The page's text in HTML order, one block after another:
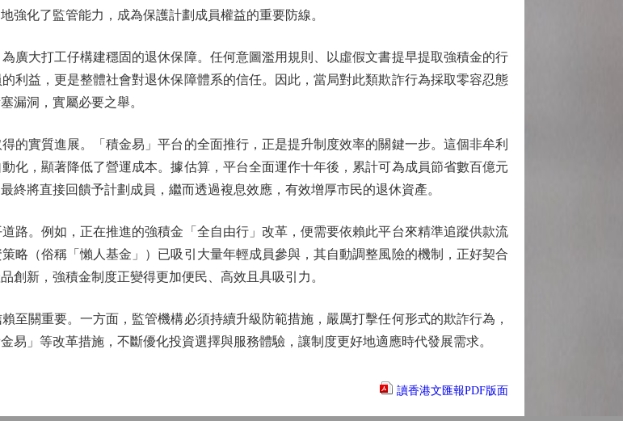
強化了監管能力，成為保護計劃成員權益的重要防線。
大打工仔構建穩固的退休保障。任何意圖濫用規則、以虛假文書提早提取強積金的行
利益，更是整體社會對退休保障體系的信任。因此，當局對此類欺詐行為採取零容忍態
漏洞，實屬必要之舉。
實質進展。「積金易」平台的全面推行，正是提升制度效率的關鍵一步。這個非牟利
化，顯著降低了營運成本。據估算，平台全面運作十年後，累計可為成員節省數百億元
終將直接回饋予計劃成員，繼而透過複息效應，有效增厚市民的退休資產。
。例如，正在推進的強積金「全自由行」改革，便需要依賴此平台來精準追蹤供款流
略（俗稱「懶人基金」）已吸引大量年輕成員參與，其自動調整風險的機制，正好契合
創新，強積金制度正變得更加便民、高效且具吸引力。
關重要。一方面，監管機構必須持續升級防範措施，嚴厲打擊任何形式的欺詐行為，
」等改革措施，不斷優化投資選擇與服務體驗，讓制度更好地適應時代發展需求。
讀香港文匯報PDF版面